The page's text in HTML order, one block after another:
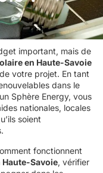
important, mais de
en Haute-Savoie
votre projet. En tant
dans le
Sphère Energy, vous
nationales, locales
soient
fonctionnent
Savoie, vérifier